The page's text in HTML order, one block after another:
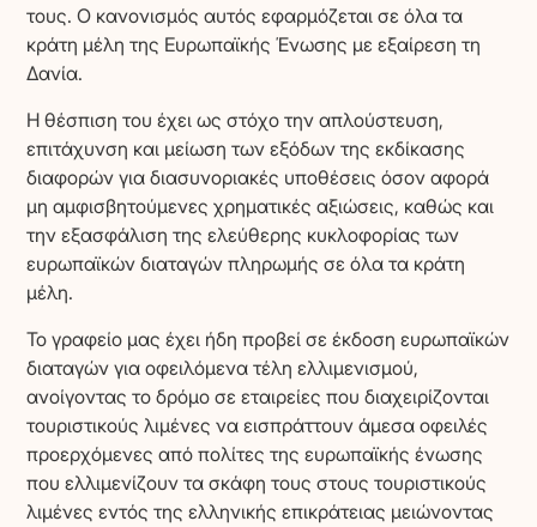
τους. Ο κανονισμός αυτός εφαρμόζεται σε όλα τα
κράτη μέλη της Ευρωπαϊκής Ένωσης με εξαίρεση τη
Δανία.
Η θέσπιση του έχει ως στόχο την απλούστευση,
επιτάχυνση και μείωση των εξόδων της εκδίκασης
διαφορών για διασυνοριακές υποθέσεις όσον αφορά
μη αμφισβητούμενες χρηματικές αξιώσεις, καθώς και
την εξασφάλιση της ελεύθερης κυκλοφορίας των
ευρωπαϊκών διαταγών πληρωμής σε όλα τα κράτη
μέλη.
Το γραφείο μας έχει ήδη προβεί σε έκδοση ευρωπαϊκών
διαταγών για οφειλόμενα τέλη ελλιμενισμού,
ανοίγοντας το δρόμο σε εταιρείες που διαχειρίζονται
τουριστικούς λιμένες να εισπράττουν άμεσα οφειλές
προερχόμενες από πολίτες της ευρωπαϊκής ένωσης
που ελλιμενίζουν τα σκάφη τους στους τουριστικούς
λιμένες εντός της ελληνικής επικράτειας μειώνοντας